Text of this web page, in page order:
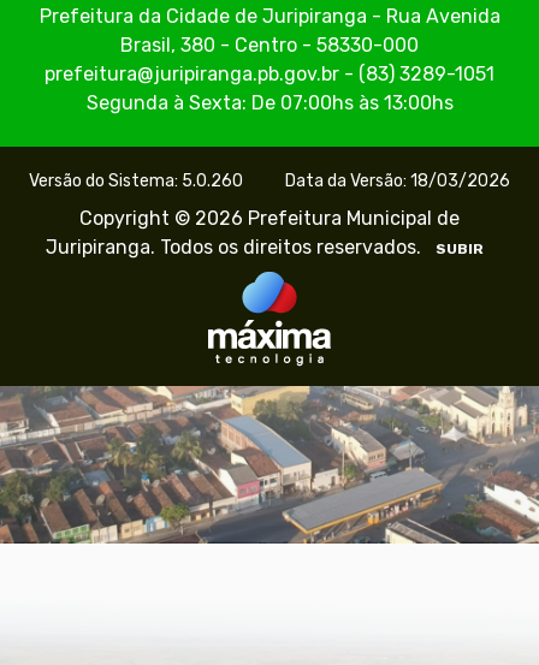
Prefeitura da Cidade de Juripiranga - Rua Avenida
Brasil, 380 - Centro - 58330-000
prefeitura@juripiranga.pb.gov.br - (83) 3289-1051
Segunda à Sexta: De 07:00hs às 13:00hs
Versão do Sistema: 5.0.260 Data da Versão: 18/03/2026
Copyright © 2026 Prefeitura Municipal de
Juripiranga. Todos os direitos reservados.
SUBIR